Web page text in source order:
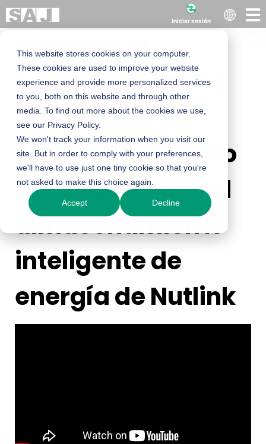
This website stores cookies on your computer.
These cookies are used to improve your website
experience and provide more personalized services
to you, both on this website and through other
media. To find out more about the cookies we use,
see our Privacy Policy.
We won't track your information when you visit our
site. But in order to comply with your preferences,
we'll have to use just one tiny cookie so that you're
not asked to make this choice again.
Accept Decline
Iniciar sesión
Impulsar el
crecimiento de la
agricultura
sostenible: El éxito
del riego solar y el
almacenamiento
inteligente de
energía de Nutlink